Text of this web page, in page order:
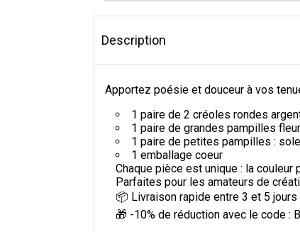
Description
Apportez poésie et douceur à vos
1 paire de 2 créoles rondes
1 paire de grandes pampilles
1 paire de petites pampilles :
1 emballage coeur
Chaque pièce est unique : la
Parfaites pour les amateurs de
📦 Livraison rapide entre 3 et 5 jours
🎁 -10% de réduction avec le code :